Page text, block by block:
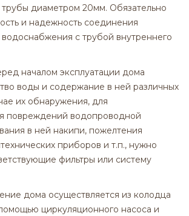
диаметром 20мм. Обязательно
и надежность соединения
с трубой внутреннего
началом эксплуатации дома
воды и содержание в ней различных
их обнаружения, для
повреждений водопроводной
в ней накипи, пожелтения
приборов и т.п., нужно
фильтры или систему
дома осуществляется из колодца
циркуляционного насоса и